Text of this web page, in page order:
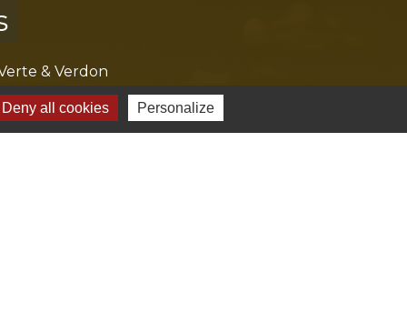
& Verdon
du Var
de l'accès aux massifs forestiers
Ouest Var
Deny all cookies Personalize